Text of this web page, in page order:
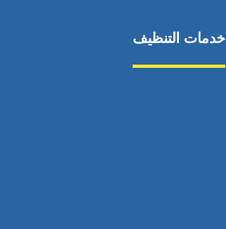
خدمات التنظيف